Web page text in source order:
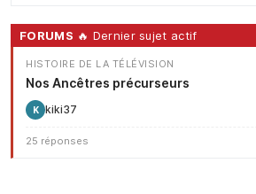
FORUMS 🔥 Dernier sujet actif
HISTOIRE DE LA TÉLÉVISION
Nos Ancêtres précurseurs
K kiki37
25 réponses